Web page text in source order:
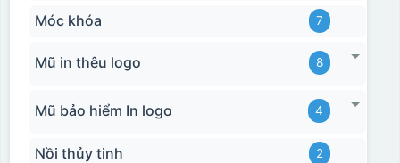
Hộp xi bình giữ nhiệt
Móc khóa 7
Mũ in thêu logo 8
Mũ bảo hiểm In logo 4
Nồi thủy tinh 2